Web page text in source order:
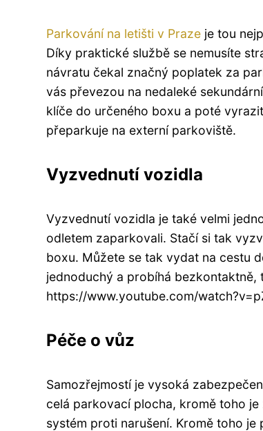
Parkování na letišti v Praze je tou
Díky praktické službě se nemusíte
návratu čekal značný poplatek za
vás převezou na nedaleké
klíče do určeného boxu a poté
přeparkuje na externí parkoviště.
Vyzvednutí vozidla
Vyzvednutí vozidla je také velmi
odletem zaparkovali. Stačí si tak
boxu. Můžete se tak vydat na cestu
jednoduchý a probíhá
https://www.youtube.com/
Péče o vůz
Samozřejmostí je vysoká
celá parkovací plocha, kromě toho
systém proti narušení. Kromě toho